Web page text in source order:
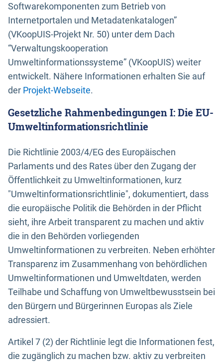
Softwarekomponenten zum Betrieb von
Internetportalen und Metadatenkatalogen”
(VKoopUIS-Projekt Nr. 50) unter dem Dach
“Verwaltungskooperation
Umweltinformationssysteme” (VKoopUIS) weiter
entwickelt. Nähere Informationen erhalten Sie auf
der Projekt-Webseite.
Gesetzliche Rahmenbedingungen I: Die EU-
Umweltinformationsrichtlinie
Die Richtlinie 2003/4/EG des Europäischen
Parlaments und des Rates über den Zugang der
Öffentlichkeit zu Umweltinformationen, kurz
"Umweltinformationsrichtlinie", dokumentiert, dass
die europäische Politik die Behörden in der Pflicht
sieht, ihre Arbeit transparent zu machen und aktiv
die in den Behörden vorliegenden
Umweltinformationen zu verbreiten. Neben erhöhter
Transparenz im Zusammenhang von behördlichen
Umweltinformationen und Umweltdaten, werden
Teilhabe und Schaffung von Umweltbewusstsein bei
den Bürgern und Bürgerinnen Europas als Ziele
adressiert.
Artikel 7 (2) der Richtlinie legt die Informationen fest,
die zugänglich zu machen bzw. aktiv zu verbreiten